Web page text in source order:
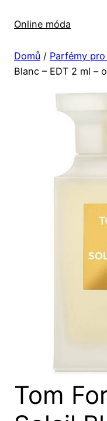
Online móda
Domů / Parfémy
Blanc – EDT 2 ml –
Tom